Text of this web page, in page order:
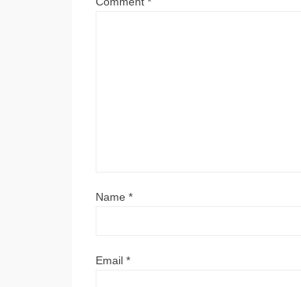
Name *
Email *